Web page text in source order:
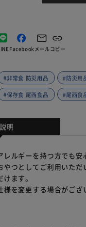
Facebook メールコピー
#非常食 防災用品 #防災用
#保存食 尾西食品 #尾西食
明
ルギーを持つ方でも
やつとしてご利用いた
ます。
を変更する場合がござ